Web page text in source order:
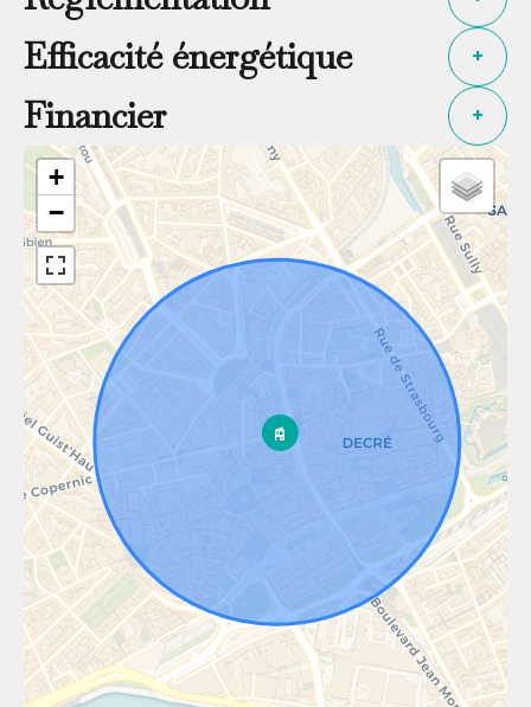
Efficacité énergétique +
Financier +
+
−